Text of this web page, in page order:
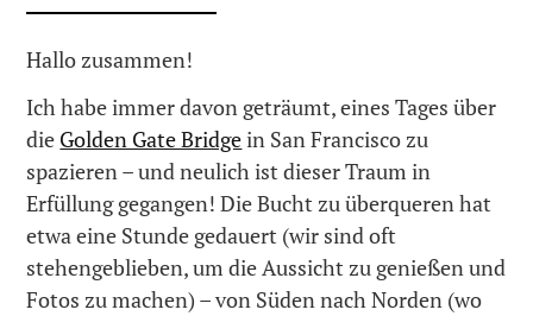
Hallo zusammen!
Ich habe immer davon geträumt, eines Tages über
die Golden Gate Bridgein San Francisco zu
spazieren – und neulich ist dieser Traum in
Erfüllung gegangen! Die Bucht zu überqueren hat
etwa eine Stunde gedauert (wir sind oft
stehengeblieben, um die Aussicht zu genießen und
Fotos zu machen) – von Süden nach Norden (wo